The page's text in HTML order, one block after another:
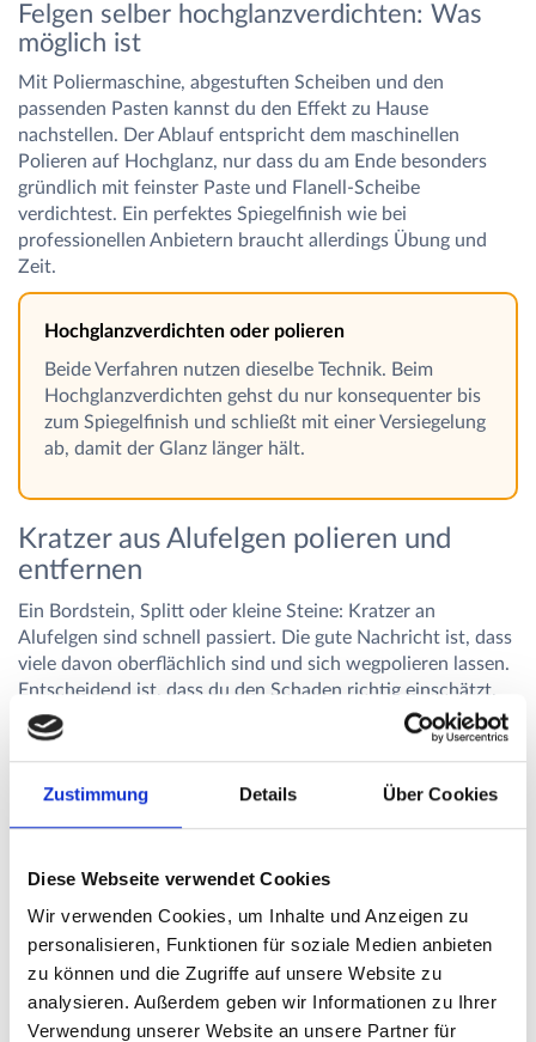
Zustimmung Details Über Cookies
Diese Webseite verwendet Cookies
Wir verwenden Cookies, um Inhalte und Anzeigen zu
personalisieren, Funktionen für soziale Medien anbieten
zu können und die Zugriffe auf unsere Website zu
analysieren. Außerdem geben wir Informationen zu Ihrer
Verwendung unserer Website an unsere Partner für
Felgen selber hochglanzverdichten: Was
möglich ist
Mit Poliermaschine, abgestuften Scheiben und den
passenden Pasten kannst du den Effekt zu Hause
nachstellen. Der Ablauf entspricht dem maschinellen
Polieren auf Hochglanz, nur dass du am Ende besonders
gründlich mit feinster Paste und Flanell-Scheibe
verdichtest. Ein perfektes Spiegelfinish wie bei
professionellen Anbietern braucht allerdings Übung und
Zeit.
Hochglanzverdichten oder polieren
Beide Verfahren nutzen dieselbe Technik. Beim
Hochglanzverdichten gehst du nur konsequenter bis
zum Spiegelfinish und schließt mit einer Versiegelung
ab, damit der Glanz länger hält.
Kratzer aus Alufelgen polieren und
entfernen
Ein Bordstein, Splitt oder kleine Steine: Kratzer an
Alufelgen sind schnell passiert. Die gute Nachricht ist, dass
viele davon oberflächlich sind und sich wegpolieren lassen.
Entscheidend ist, dass du den Schaden richtig einschätzt,
denn tiefe Kerben können die Felge schwächen.
Kleine Kratzer an Alufelgen selbst
beseitigen
normalen Politur, konzentrierst dich aber auf die
beschädigte Stelle und blendest die Übergänge sauber aus.
Kratzer mit feinem Schleifpapier leicht anrauen
Polierpaste auftragen und mit Tuch oder Maschine